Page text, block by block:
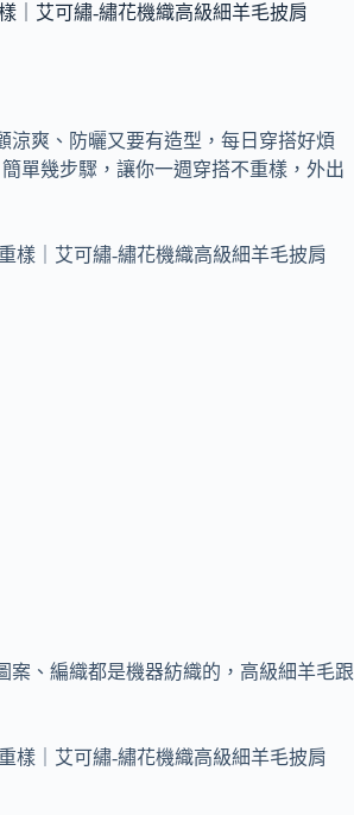
｜艾可繡-繡花機織高級細羊毛披肩
涼爽、防曬又要有造型，每日穿搭好煩
單幾步驟，讓你一週穿搭不重樣，外出
案、編織都是機器紡織的，高級細羊毛跟